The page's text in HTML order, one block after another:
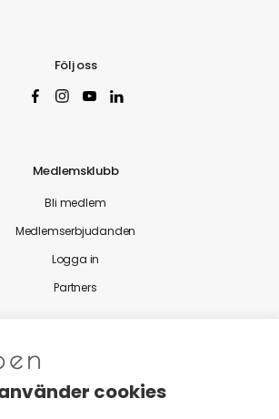
Följ oss
Medlemsklubb
Bli medlem
Medlemserbjudanden
Logga in
Partners
Nytt från Ekoappen
cookies